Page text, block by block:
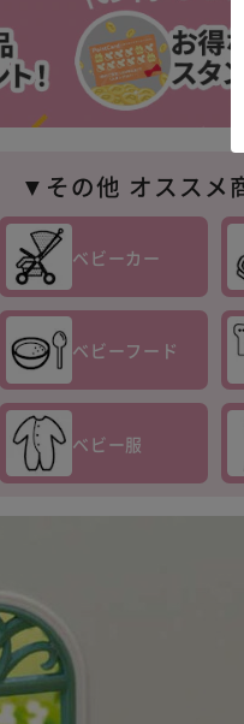
▼その他 オススメ
ベビーカー
ベビーフード
ベビー服